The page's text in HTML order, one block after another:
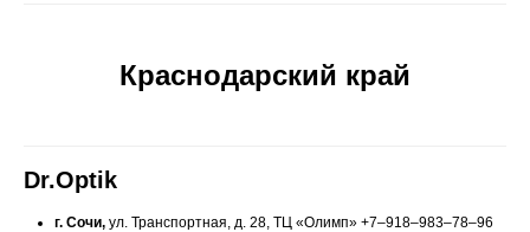
Краснодарский край
Dr.Optik
г. Сочи, ул. Транспортная, д. 28, ТЦ «Олимп» +7‒918‒983‒78‒96